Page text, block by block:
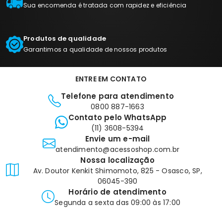
Sua encomenda é tratada com rapidez e eficiência
Produtos de qualidade
Garantimos a qualidade de nossos produtos
ENTRE EM CONTATO
Telefone para atendimento
0800 887-1663
Contato pelo WhatsApp
(11) 3608-5394
Envie um e-mail
atendimento@acessoshop.com.br
Nossa localização
Av. Doutor Kenkit Shimomoto, 825 - Osasco, SP,
06045-390
Horário de atendimento
Segunda a sexta das 09:00 às 17:00